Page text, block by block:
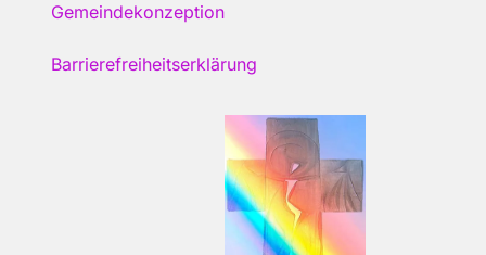
Gemeindekonzeption
Barrierefreiheitserklärung